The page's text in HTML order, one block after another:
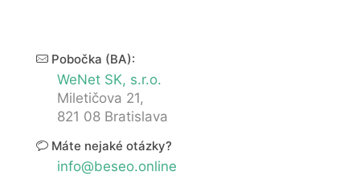
Pobočka (BA):
WeNet SK, s.r.o.
Miletičova 21,
821 08 Bratislava
Máte nejaké otázky?
info@beseo.online